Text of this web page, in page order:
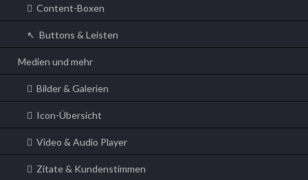
Content-Boxen
Buttons & Leisten
Medien und mehr
Bilder & Galerien
Icon-Übersicht
Video & Audio Player
Zitate & Kundenstimmen